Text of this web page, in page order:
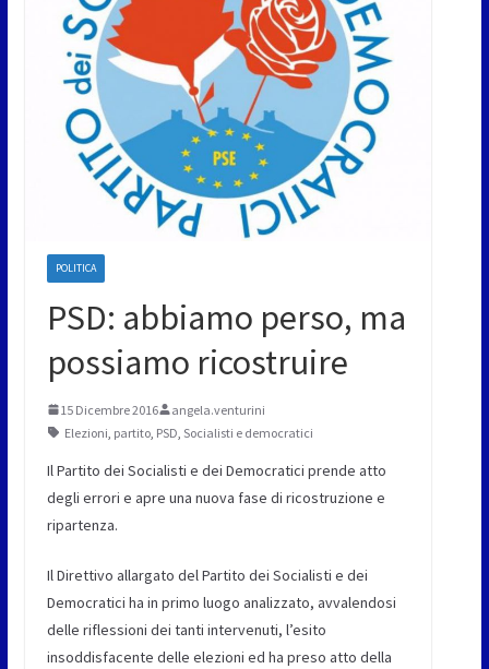
POLITICA
PSD: abbiamo perso, ma
possiamo ricostruire
15 Dicembre 2016
angela.venturini
Elezioni partito, PSD Socialisti e democratici
Il Partito dei Socialisti e dei Democratici prende atto
degli errori e apre una nuova fase di ricostruzione e
ripartenza.
Il Direttivo allargato del Partito dei Socialisti e dei
Democratici ha in primo luogo analizzato, avvalendosi
delle riflessioni dei tanti intervenuti, l’esito
insoddisfacente delle elezioni ed ha preso atto della